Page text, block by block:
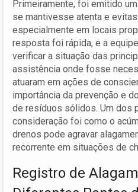
Primeiramente, foi emitido
se mantivesse atenta e
especialmente em locais
resposta foi rápida, e a
verificar a situação das
assistência onde fosse
atuaram em ações de
importância da prevenção e
de resíduos sólidos. Um dos
consideração foi como o
drenos pode agravar
recorrente em situações de
Registro de